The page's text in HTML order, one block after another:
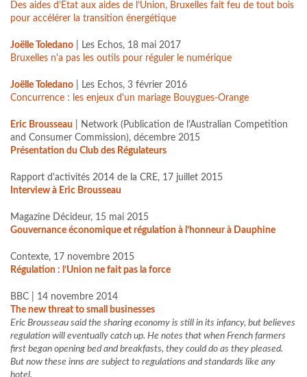
Des aides d’État aux aides de l’Union, Bruxelles fait feu de tout bois
pour accélérer la transition énergétique
Joëlle Toledano | Les Echos, 18 mai 2017
Bruxelles n'a pas les outils pour réguler le numérique
Joëlle Toledano | Les Echos, 3 février 2016
Concurrence : les enjeux d'un mariage Bouygues-Orange
Eric Brousseau | Network (Publication de l'Australian Competition
and Consumer Commission), décembre 2015
Présentation du Club des Régulateurs
Rapport d'activités 2014 de la CRE, 17 juillet 2015
Interview à Eric Brousseau
Magazine Décideur, 15 mai 2015
Gouvernance économique et régulation à l’honneur à Dauphine
Contexte, 17 novembre 2015
Régulation : l’Union ne fait pas la force
BBC | 14 novembre 2014
The new threat to small businesses
Eric Brousseau said the sharing economy is still in its infancy, but believes
regulation will eventually catch up. He notes that when French farmers
first began opening bed and breakfasts, they could do as they pleased.
But now these inns are subject to regulations and standards like any